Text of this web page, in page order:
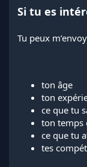
Si tu es
Tu peux
ton âge
ton
ce que tu
ton temps
ce que tu
tes